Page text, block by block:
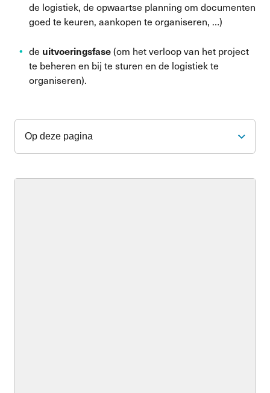
de logistiek, de opwaartse planning om documenten
goed te keuren, aankopen te organiseren, …)
de uitvoeringsfase(om het verloop van het project
te beheren en bij te sturen en de logistiek te
organiseren).
Op deze pagina